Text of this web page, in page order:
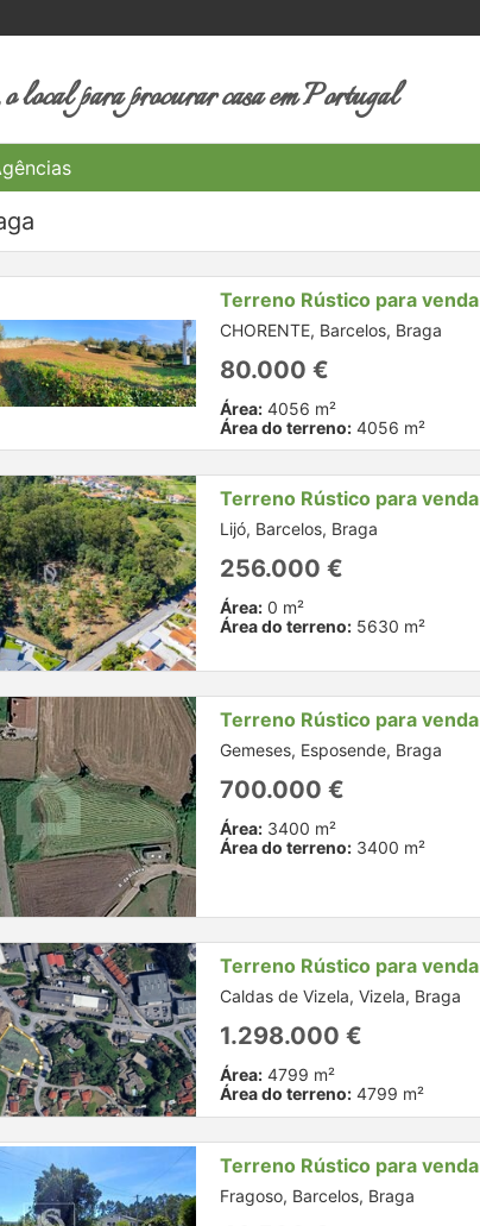
local para procurar casa em Portugal
Terreno Rústico para venda
CHORENTE, Barcelos, Braga
80.000 €
Área: 4056 m²
Área do terreno: 4056 m²
Terreno Rústico para venda
Lijó, Barcelos, Braga
256.000 €
Área: 0 m²
Área do terreno: 5630 m²
Terreno Rústico para venda
Gemeses, Esposende, Braga
700.000 €
Área: 3400 m²
Área do terreno: 3400 m²
Terreno Rústico para venda
Caldas de Vizela, Vizela, Braga
1.298.000 €
Área: 4799 m²
Área do terreno: 4799 m²
Terreno Rústico para venda
Fragoso, Barcelos, Braga